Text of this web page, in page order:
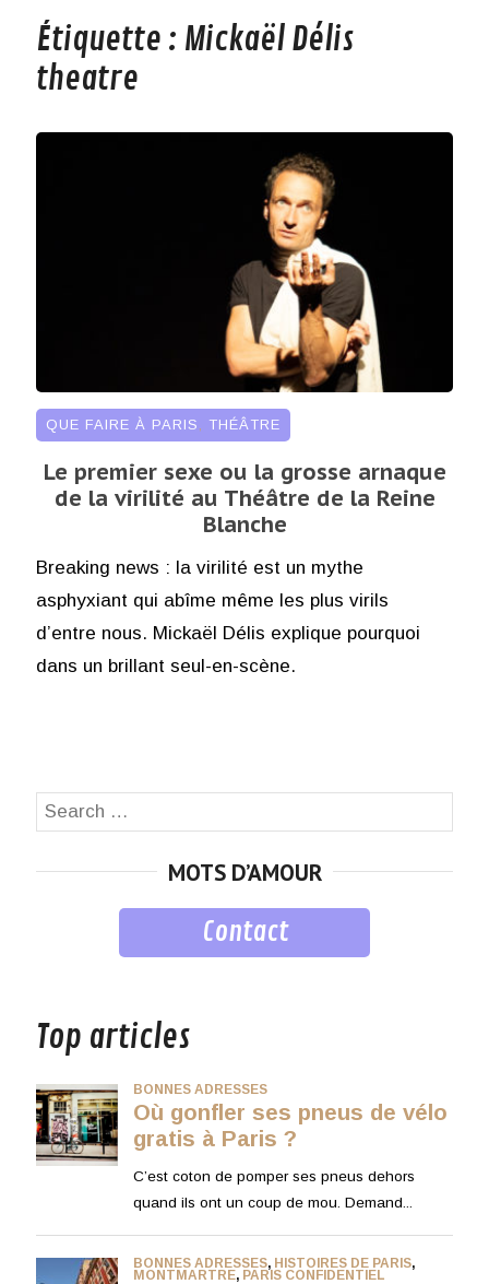
Étiquette : Mickaël Délis
theatre
QUE FAIRE À PARIS THÉÂTRE
Le premier sexe ou la grosse arnaque
de la virilité au Théâtre de la Reine
Blanche
Breaking news : la virilité est un mythe
asphyxiant qui abîme même les plus virils
d’entre nous. Mickaël Délis explique pourquoi
dans un brillant seul-en-scène.
Search
MOTS D’AMOUR
Contact
Top articles